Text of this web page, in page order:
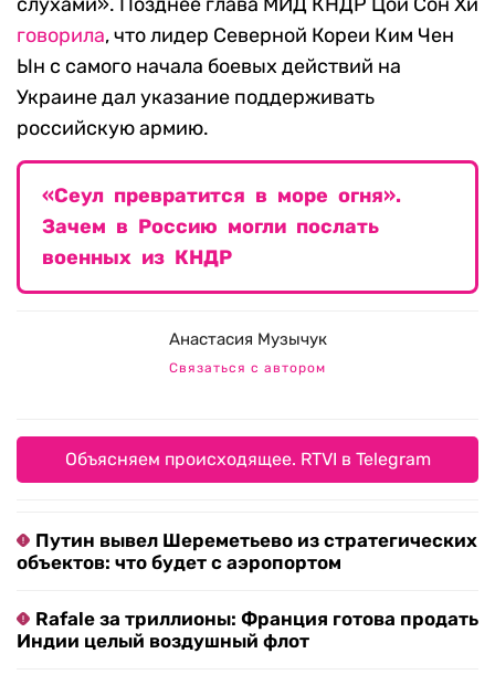
говорила, что лидер Северной Кореи Ким Чен
Ын с самого начала боевых действий на
Украине дал указание поддерживать
российскую армию.
«Сеул превратится в море огня».
Зачем в Россию могли послать
военных из КНДР
Анастасия Музычук
Связаться с автором
Объясняем происходящее. RTVI в Telegram
Путин вывел Шереметьево из стратегических
объектов: что будет с аэропортом
Rafale за триллионы: Франция готова продать
Индии целый воздушный флот